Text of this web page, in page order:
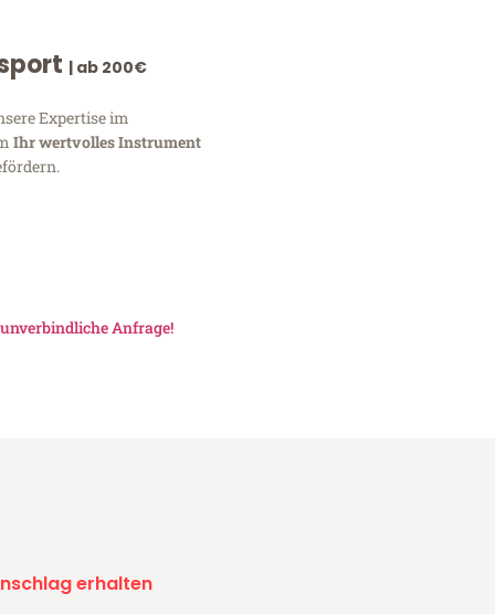
| ab 200€
Expertise im
Ihr wertvolles Instrument
unverbindliche Anfrage!
erhalten